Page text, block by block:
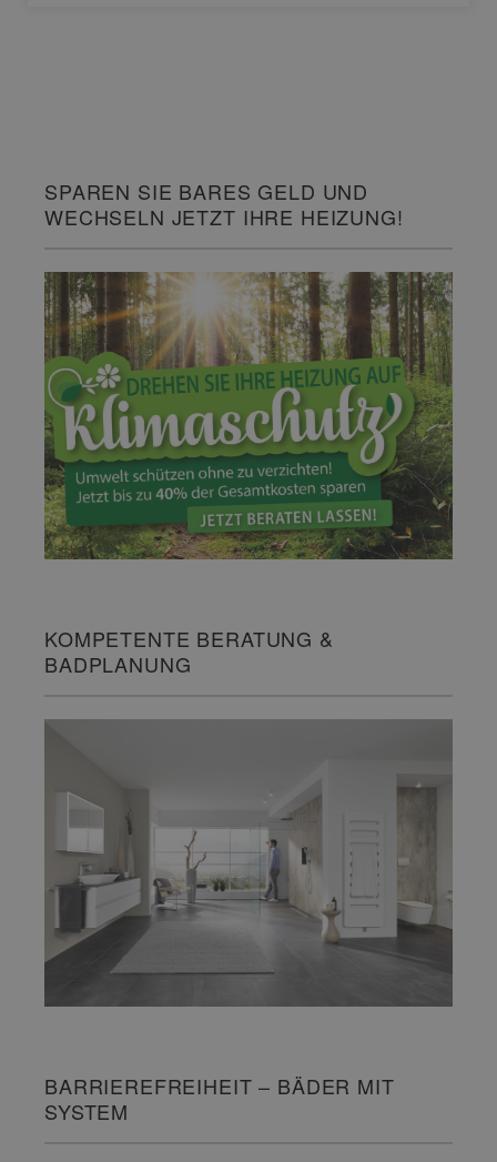
SPAREN SIE BARES GELD UND
WECHSELN JETZT IHRE HEIZUNG!
KOMPETENTE BERATUNG &
BADPLANUNG
BARRIEREFREIHEIT – BÄDER MIT
SYSTEM